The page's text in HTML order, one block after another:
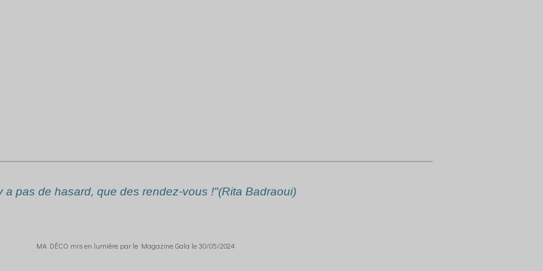
a pas de hasard, que des rendez-vous !"(Rita Badraoui)
MA DÉCO mis en lumière par le Magazine Gala le 30/05/2024